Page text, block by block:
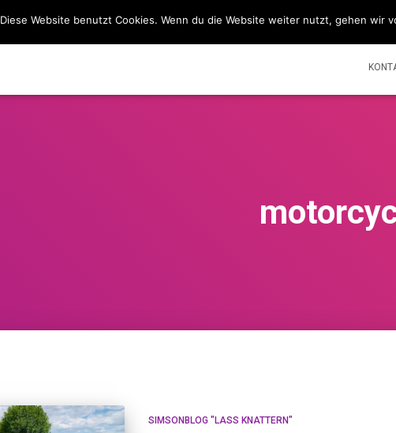
SIMSONBLOG „LASS KNATTERN“
SIMSONBLOG "LASS KNATTERN"
Diese Website benutzt Cookies. Wenn du die Website weiter nutzt, gehen wir